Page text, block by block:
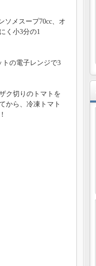
ソメスープ70cc、オ
く小3分の1
トの電子レンジで3
ク切りのトマトを
から、冷凍トマト